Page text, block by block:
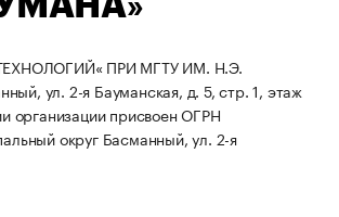
ПРИ МГТУ ИМ. Н.Э.
ул. 2-я Бауманская, д. 5, стр. 1, этаж
организации присвоен ОГРН
округ Басманный, ул. 2-я